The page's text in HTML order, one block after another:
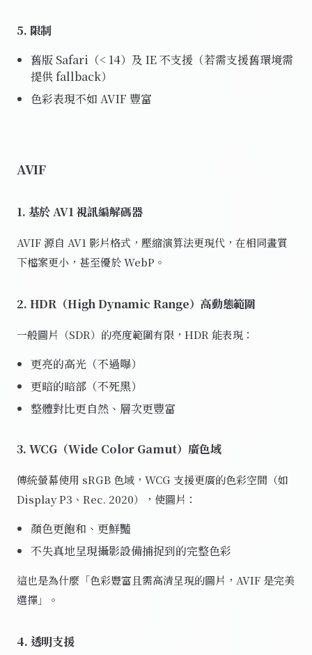
5. 限制
舊版 Safari（< 14）及 IE 不支援（若需支援舊環境需
提供 fallback）
色彩表現不如 AVIF 豐富
AVIF
1. 基於 AV1 視訊編解碼器
AVIF 源自 AV1 影片格式，壓縮演算法更現代，在相同畫質
下檔案更小，甚至優於 WebP。
2. HDR（High Dynamic Range）高動態範圍
一般圖片（SDR）的亮度範圍有限，HDR 能表現：
更亮的高光（不過曝）
更暗的暗部（不死黑）
整體對比更自然、層次更豐富
3. WCG（Wide Color Gamut）廣色域
傳統螢幕使用 sRGB 色域，WCG 支援更廣的色彩空間（如
Display P3、Rec. 2020），使圖片：
顏色更飽和、更鮮豔
不失真地呈現攝影設備捕捉到的完整色彩
這也是為什麼「色彩豐富且需高清呈現的圖片，AVIF 是完美
選擇」。
4. 透明支援